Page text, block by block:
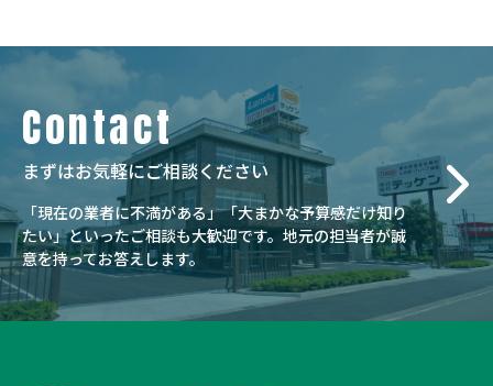
Contact
まずはお気軽にご相談ください
「現在の業者に不満がある」「大まかな予算感だけ知り
たい」といったご相談も大歓迎です。 地元の担当者が誠
意を持ってお答えします。